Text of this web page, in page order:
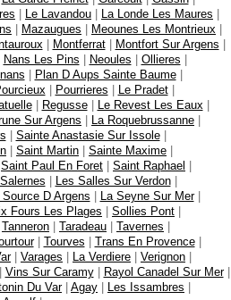
| Le Lavandou | La Londe Les Maures |
| Mazaugues | Meounes Les Montrieux |
| Montferrat| Montfort Sur Argens |
Nans Les Pins | Neoules | Ollieres |
| Plan D Aups Sainte Baume|
| Pourrieres | Le Pradet|
| Regusse| Le Revest Les Eaux |
Sur Argens | La Roquebrussanne |
| Sainte Anastasie Sur Issole|
| Saint Martin | Sainte Maxime |
Saint Paul En Foret | Saint Raphael |
Salernes | Les Salles Sur Verdon|
D Argens | La Seyne Sur Mer|
Fours Les Plages | Sollies Pont |
Tanneron | Taradeau | Tavernes |
| Tourves | Trans En Provence|
| Varages | La Verdiere | Verignon |
Vins Sur Caramy| Rayol Canadel Sur Mer|
Du Var| Agay | Les Issambres |